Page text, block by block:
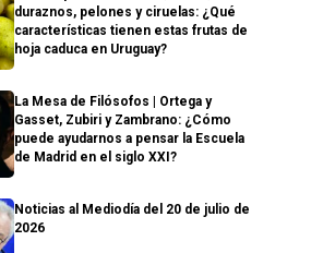
duraznos, pelones y ciruelas: ¿Qué
características tienen estas frutas de
hoja caduca en Uruguay?
La Mesa de Filósofos | Ortega y
Gasset, Zubiri y Zambrano: ¿Cómo
puede ayudarnos a pensar la Escuela
de Madrid en el siglo XXI?
Noticias al Mediodía del 20 de julio de
2026